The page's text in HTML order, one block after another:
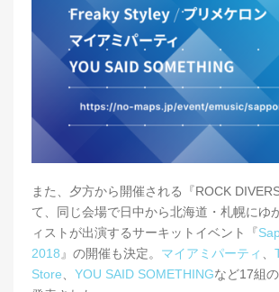
また、夕方から開催される『ROCK
て、同じ会場で日中から北海道・札幌にゆ
ィストが出演するサーキットイベント『
2018 』の開催も決定。 マイアミパーティ
Store
YOU SAID SOMETHINGなど17組